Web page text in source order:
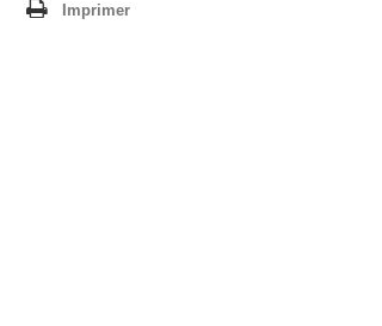
Imprimer